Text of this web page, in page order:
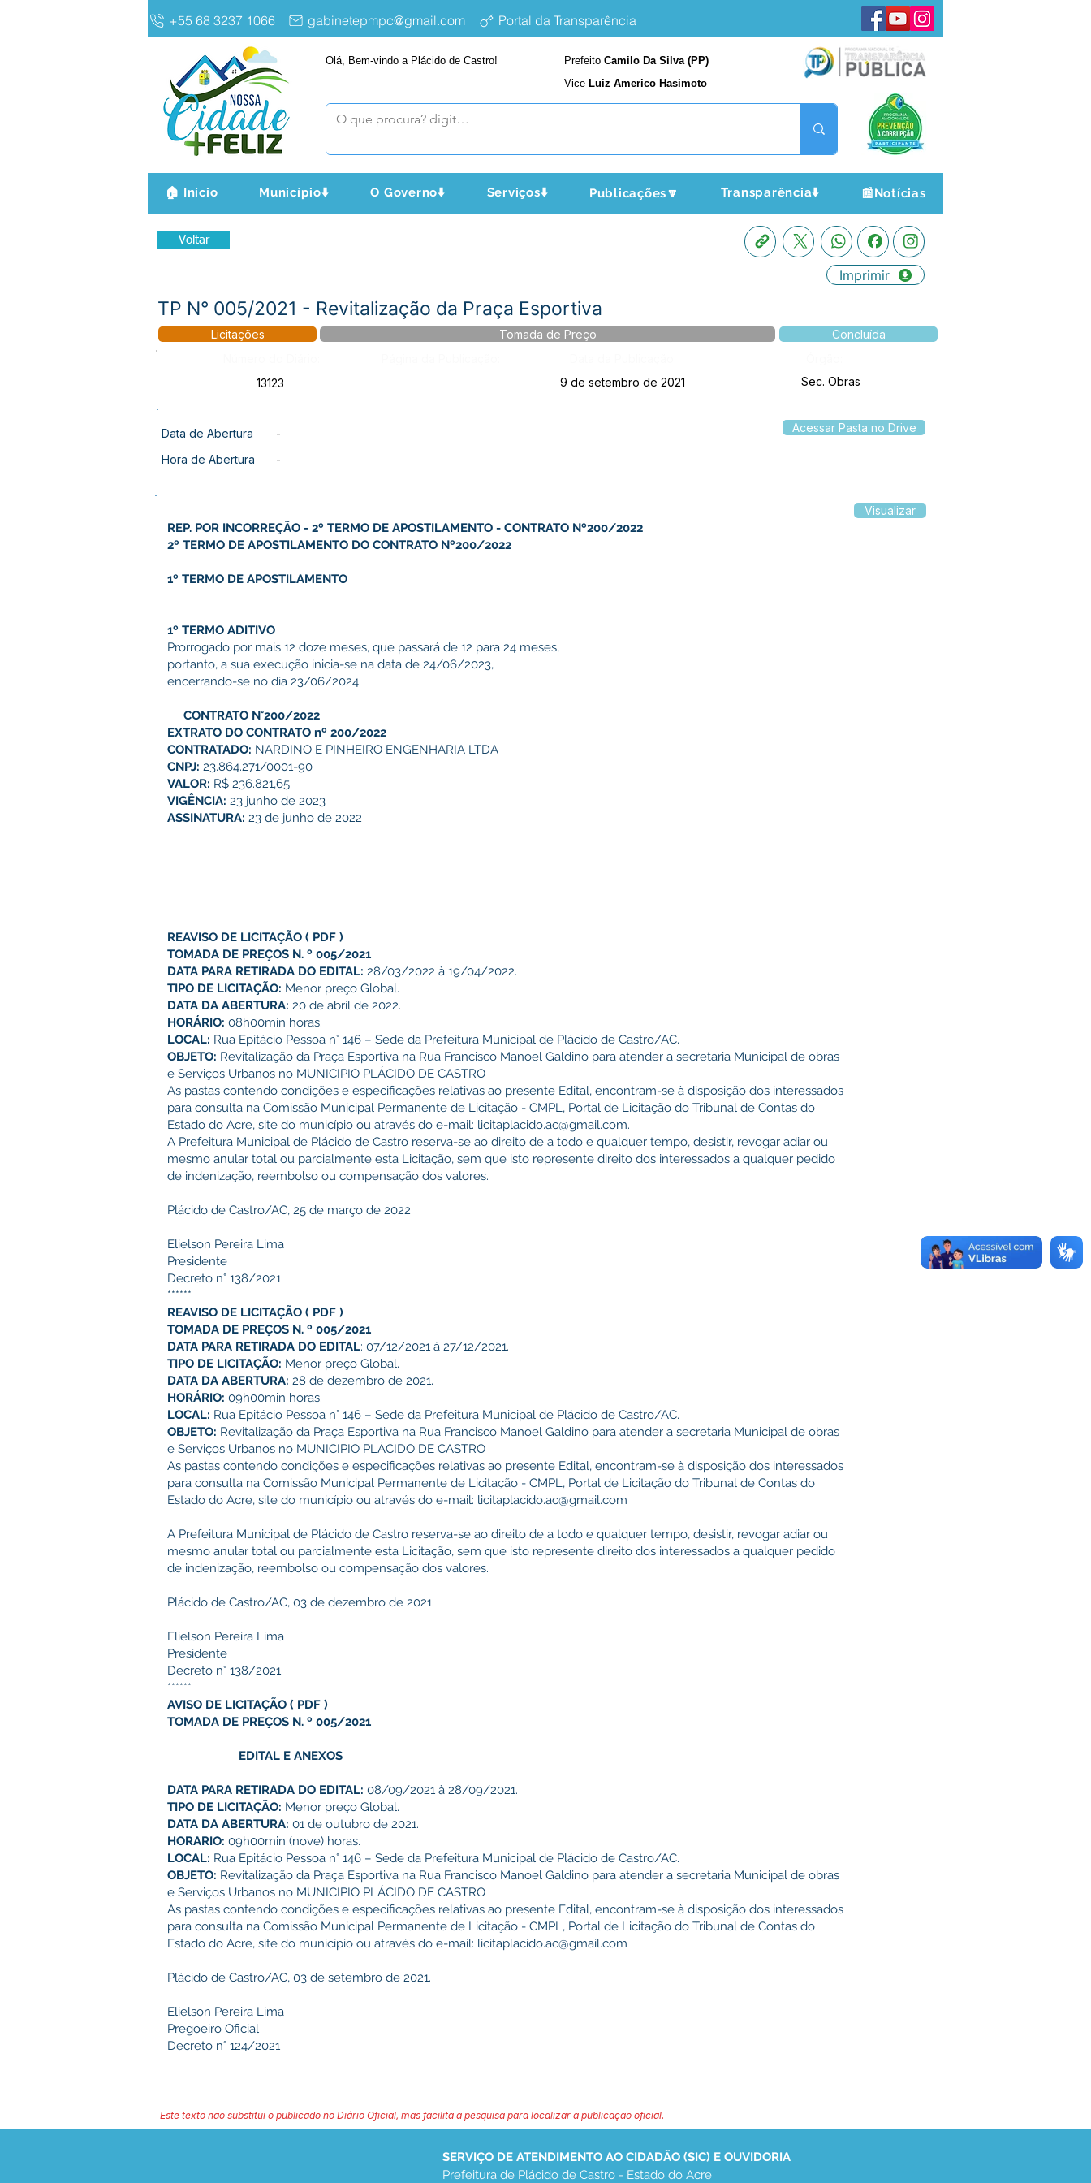
+55 68 3237 1066 gabinetepmpc@gmail.com Portal da Transparência
Olá, Bem-vindo a Plácido de Castro! Prefeito Camilo Da Silva (PP)
Vice Luiz Americo Hasimoto
🏠 Início Município⬇️ O Governo⬇️ Serviços⬇️ Publicações🔽 Transparência⬇️ 📰Notícias
Voltar
Imprimir
TP N° 005/2021 - Revitalização da Praça Esportiva
Licitações Tomada de Preço
Concluída
13123
9 de setembro de 2021 Sec. Obras
Data de Abertura
-
Hora de Abertura
-
Acessar Pasta no Drive
REP. POR INCORREÇÃO - 2º TERMO DE APOSTILAMENTO - CONTRATO Nº200/2022
2º TERMO DE APOSTILAMENTO DO CONTRATO Nº200/2022
1º TERMO DE APOSTILAMENTO
1º TERMO ADITIVO
Prorrogado por mais 12 doze meses, que passará de 12 para 24 meses,
portanto, a sua execução inicia-se na data de 24/06/2023,
encerrando-se no dia 23/06/2024
CONTRATO N°200/2022
EXTRATO DO CONTRATO nº 200/2022
CONTRATADO: NARDINO E PINHEIRO ENGENHARIA LTDA
CNPJ: 23.864.271/0001-90
VALOR: R$ 236.821,65
VIGÊNCIA: 23 junho de 2023
ASSINATURA: 23 de junho de 2022
REAVISO DE LICITAÇÃO ( PDF )
TOMADA DE PREÇOS N. º 005/2021
DATA PARA RETIRADA DO EDITAL: 28/03/2022 à 19/04/2022.
TIPO DE LICITAÇÃO: Menor preço Global.
DATA DA ABERTURA: 20 de abril de 2022.
HORÁRIO: 08h00min horas.
LOCAL: Rua Epitácio Pessoa n° 146 – Sede da Prefeitura Municipal de Plácido de Castro/AC.
OBJETO: Revitalização da Praça Esportiva na Rua Francisco Manoel Galdino para atender a secretaria Municipal de obras
e Serviços Urbanos no MUNICIPIO PLÁCIDO DE CASTRO
As pastas contendo condições e especificações relativas ao presente Edital, encontram-se à disposição dos interessados
para consulta na Comissão Municipal Permanente de Licitação - CMPL, Portal de Licitação do Tribunal de Contas do
Estado do Acre, site do município ou através do e-mail: licitaplacido.ac@gmail.com.
A Prefeitura Municipal de Plácido de Castro reserva-se ao direito de a todo e qualquer tempo, desistir, revogar adiar ou
mesmo anular total ou parcialmente esta Licitação, sem que isto represente direito dos interessados a qualquer pedido
de indenização, reembolso ou compensação dos valores.
Plácido de Castro/AC, 25 de março de 2022
Elielson Pereira Lima
Presidente
Decreto n° 138/2021
******
REAVISO DE LICITAÇÃO ( PDF )
TOMADA DE PREÇOS N. º 005/2021
DATA PARA RETIRADA DO EDITAL: 07/12/2021 à 27/12/2021.
TIPO DE LICITAÇÃO: Menor preço Global.
DATA DA ABERTURA: 28 de dezembro de 2021.
HORÁRIO: 09h00min horas.
LOCAL: Rua Epitácio Pessoa n° 146 – Sede da Prefeitura Municipal de Plácido de Castro/AC.
OBJETO: Revitalização da Praça Esportiva na Rua Francisco Manoel Galdino para atender a secretaria Municipal de obras
e Serviços Urbanos no MUNICIPIO PLÁCIDO DE CASTRO
As pastas contendo condições e especificações relativas ao presente Edital, encontram-se à disposição dos interessados
para consulta na Comissão Municipal Permanente de Licitação - CMPL, Portal de Licitação do Tribunal de Contas do
Estado do Acre, site do município ou através do e-mail: licitaplacido.ac@gmail.com
A Prefeitura Municipal de Plácido de Castro reserva-se ao direito de a todo e qualquer tempo, desistir, revogar adiar ou
mesmo anular total ou parcialmente esta Licitação, sem que isto represente direito dos interessados a qualquer pedido
de indenização, reembolso ou compensação dos valores.
Plácido de Castro/AC, 03 de dezembro de 2021.
Elielson Pereira Lima
Presidente
Decreto n° 138/2021
******
AVISO DE LICITAÇÃO ( PDF )
TOMADA DE PREÇOS N. º 005/2021
EDITAL E ANEXOS
DATA PARA RETIRADA DO EDITAL: 08/09/2021 à 28/09/2021.
TIPO DE LICITAÇÃO: Menor preço Global.
DATA DA ABERTURA: 01 de outubro de 2021.
HORARIO: 09h00min (nove) horas.
LOCAL: Rua Epitácio Pessoa n° 146 – Sede da Prefeitura Municipal de Plácido de Castro/AC.
OBJETO: Revitalização da Praça Esportiva na Rua Francisco Manoel Galdino para atender a secretaria Municipal de obras
e Serviços Urbanos no MUNICIPIO PLÁCIDO DE CASTRO
As pastas contendo condições e especificações relativas ao presente Edital, encontram-se à disposição dos interessados
para consulta na Comissão Municipal Permanente de Licitação - CMPL, Portal de Licitação do Tribunal de Contas do
Estado do Acre, site do município ou através do e-mail: licitaplacido.ac@gmail.com
Plácido de Castro/AC, 03 de setembro de 2021.
Elielson Pereira Lima
Pregoeiro Oficial
Decreto n° 124/2021
Visualizar
Este texto não substitui o publicado no Diário Oficial, mas facilita a pesquisa para localizar a publicação oficial.
SERVIÇO DE ATENDIMENTO AO CIDADÃO (SIC) E OUVIDORIA
Prefeitura de Plácido de Castro - Estado do Acre